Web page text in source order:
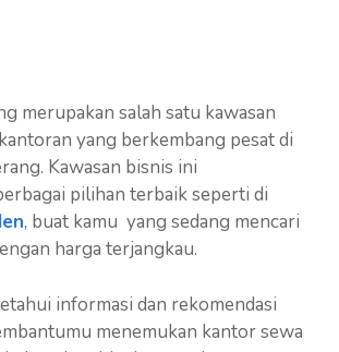
merupakan salah satu kawasan
yang berkembang pesat di
Kawasan bisnis ini
pilihan terbaik seperti di
, buat kamu yang sedang mencari
harga terjangkau.
informasi dan rekomendasi
menemukan kantor sewa